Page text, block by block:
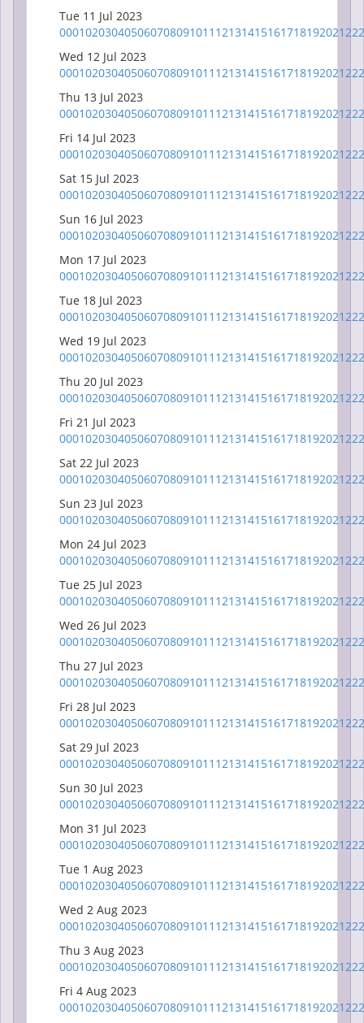
Tue 11 Jul 2023
000102030405060708091011 1213141516171819202122
Wed 12 Jul 2023
000102030405060708091011 1213141516171819202122
Thu 13 Jul 2023
000102030405060708091011 1213141516171819202122
Fri 14 Jul 2023
000102030405060708091011 1213141516171819202122
Sat 15 Jul 2023
000102030405060708091011 1213141516171819202122
Sun 16 Jul 2023
000102030405060708091011 1213141516171819202122
Mon 17 Jul 2023
000102030405060708091011 1213141516171819202122
Tue 18 Jul 2023
000102030405060708091011 1213141516171819202122
Wed 19 Jul 2023
000102030405060708091011 1213141516171819202122
Thu 20 Jul 2023
000102030405060708091011 1213141516171819202122
Fri 21 Jul 2023
000102030405060708091011 1213141516171819202122
Sat 22 Jul 2023
000102030405060708091011 1213141516171819202122
Sun 23 Jul 2023
000102030405060708091011 1213141516171819202122
Mon 24 Jul 2023
000102030405060708091011 1213141516171819202122
Tue 25 Jul 2023
000102030405060708091011 1213141516171819202122
Wed 26 Jul 2023
000102030405060708091011 1213141516171819202122
Thu 27 Jul 2023
000102030405060708091011 1213141516171819202122
Fri 28 Jul 2023
000102030405060708091011 1213141516171819202122
Sat 29 Jul 2023
000102030405060708091011 1213141516171819202122
Sun 30 Jul 2023
000102030405060708091011 1213141516171819202122
Mon 31 Jul 2023
000102030405060708091011 1213141516171819202122
Tue 1 Aug 2023
000102030405060708091011 1213141516171819202122
Wed 2 Aug 2023
000102030405060708091011 1213141516171819202122
Thu 3 Aug 2023
000102030405060708091011 1213141516171819202122
Fri 4 Aug 2023
000102030405060708091011 1213141516171819202122